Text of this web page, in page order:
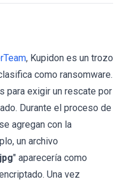
, Kupidon es un trozo
como ransomware.
para exigir un rescate por
Durante el proceso de
agregan con la
un archivo
" aparecería como
Una vez